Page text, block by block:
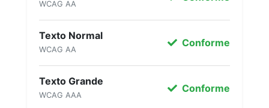
WCAG AA
Texto Normal
WCAG AA
Conforme
Texto Grande
WCAG AAA
Conforme